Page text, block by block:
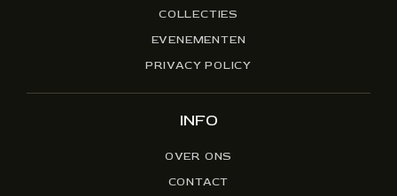
COLLECTIES
EVENEMENTEN
PRIVACY POLICY
INFO
OVER ONS
CONTACT